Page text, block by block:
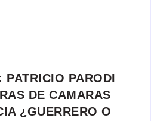
PARODI
DE CAMARAS
¿GUERRERO O